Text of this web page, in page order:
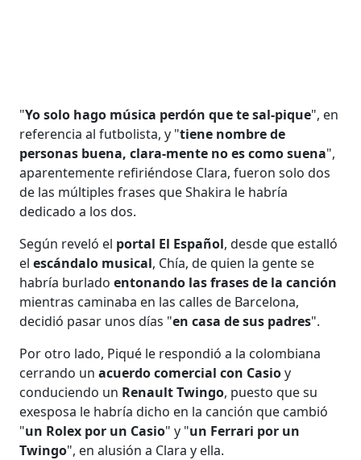
"Yo solo hago música perdón que te sal-pique", en
referencia al futbolista, y "tiene nombre de
personas buena, clara-mente no es como suena",
aparentemente refiriéndose Clara, fueron solo dos
de las múltiples frases que Shakira le habría
dedicado a los dos.
Según reveló el portal El Español, desde que estalló
elescándalo musical, Chía, de quien la gente se
habría burladoentonando las frases de la canción
mientras caminaba en las calles de Barcelona,
decidió pasar unos días "en casa de sus padres".
Por otro lado, Piqué le respondió a la colombiana
cerrando un acuerdo comercial con Casioy
conduciendo un Renault Twingo, puesto que su
exesposa le habría dicho en la canción que cambió
"un Rolex por un Casio" y "un Ferrari por un
Twingo", en alusión a Clara y ella.